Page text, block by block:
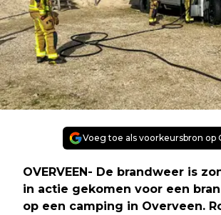
Voeg toe als voorkeursbron op
OVERVEEN- De brandweer is
in actie gekomen voor een
op een camping in Overveen.